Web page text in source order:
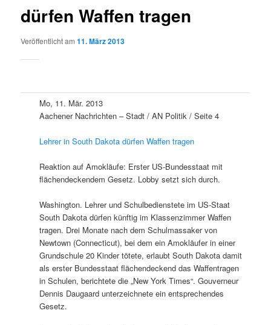
dürfen Waffen tragen
Veröffentlicht am11. März 2013
Mo, 11. Mär. 2013
Aachener Nachrichten – Stadt / AN Politik / Seite 4
Lehrer in South Dakota dürfen Waffen tragen
Reaktion auf Amokläufe: Erster US-Bundesstaat mit
flächendeckendem Gesetz. Lobby setzt sich durch.
Washington. Lehrer und Schulbedienstete im US-Staat
South Dakota dürfen künftig im Klassenzimmer Waffen
tragen. Drei Monate nach dem Schulmassaker von
Newtown (Connecticut), bei dem ein Amokläufer in einer
Grundschule 20 Kinder tötete, erlaubt South Dakota damit
als erster Bundesstaat flächendeckend das Waffentragen
in Schulen, berichtete die „New York Times“. Gouverneur
Dennis Daugaard unterzeichnete ein entsprechendes
Gesetz.